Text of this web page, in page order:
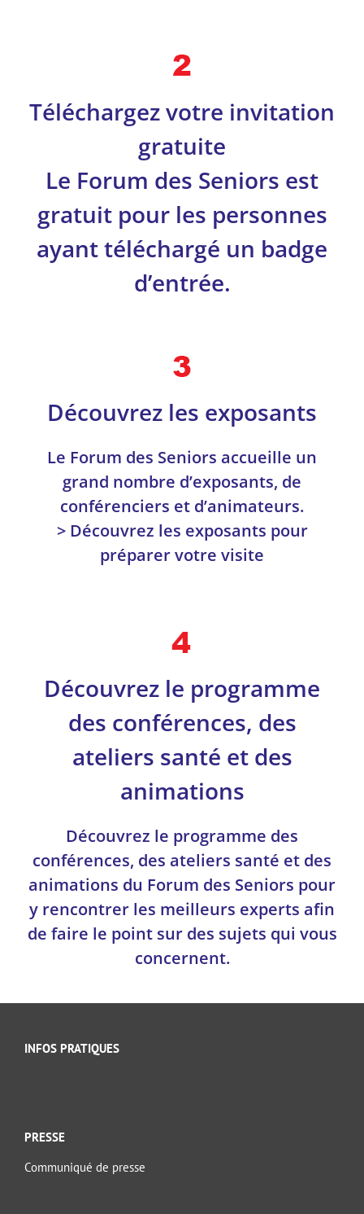
Téléchargez votre invitation
gratuite
Le Forum des Seniors est
gratuit pour les personnes
ayant téléchargé un badge
d’entrée.
Découvrez les exposants
Le Forum des Seniors accueille un
grand nombre d’exposants, de
conférenciers et d’animateurs.
> Découvrez les exposants pour
préparer votre visite
Découvrez le programme
des conférences, des
ateliers santé et des
animations
Découvrez le programme des
conférences, des ateliers santé et des
animations du Forum des Seniors pour
y rencontrer les meilleurs experts afin
de faire le point sur des sujets qui vous
concernent.
INFOS PRATIQUES
PRESSE
Communiqué de presse